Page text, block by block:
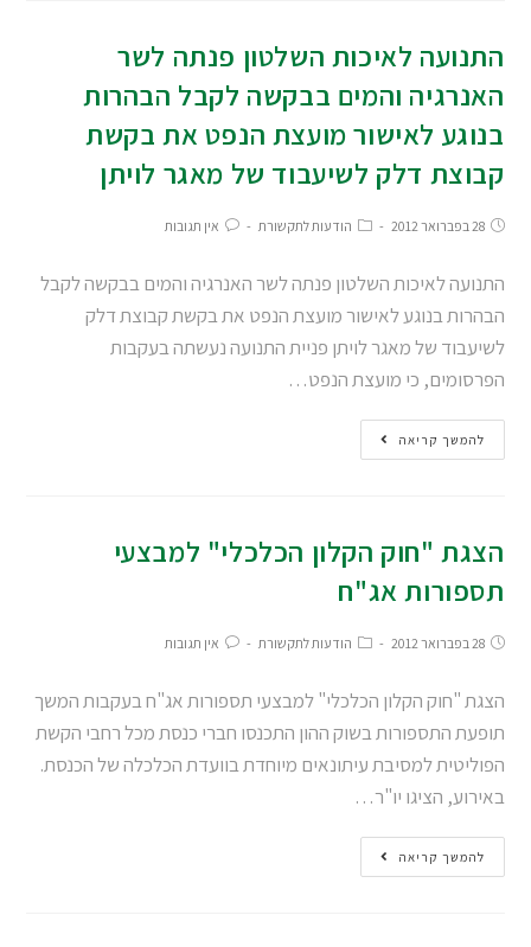
התנועה לאיכות השלטון פנתה לשר
האנרגיה והמים בבקשה לקבל הבהרות
בנוגע לאישור מועצת הנפט את בקשת
קבוצת דלק לשיעבוד של מאגר לויתן
28 בפברואר 2012 הודעות לתקשורת אין תגובות
התנועה לאיכות השלטון פנתה לשר האנרגיה והמים בבקשה לקבל
הבהרות בנוגע לאישור מועצת הנפט את בקשת קבוצת דלק
לשיעבוד של מאגר לויתן פניית התנועה נעשתה בעקבות
הפרסומים, כי מועצת הנפט…
להמשך קריאה
הצגת "חוק הקלון הכלכלי" למבצעי
תספורות אג"ח
28 בפברואר 2012 הודעות לתקשורת אין תגובות
הצגת "חוק הקלון הכלכלי" למבצעי תספורות אג"ח בעקבות המשך
תופעת התספורות בשוק ההון התכנסו חברי כנסת מכל רחבי הקשת
הפוליטית למסיבת עיתונאים מיוחדת בוועדת הכלכלה של הכנסת.
באירוע, הציגו יו"ר…
להמשך קריאה